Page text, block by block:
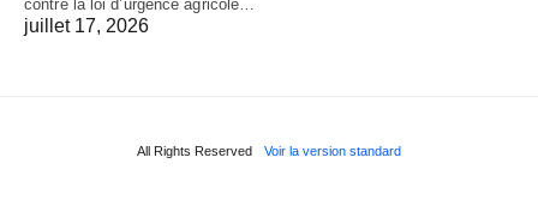
contre la loi d’urgence agricole…
juillet 17, 2026
All Rights Reserved Voir la version standard